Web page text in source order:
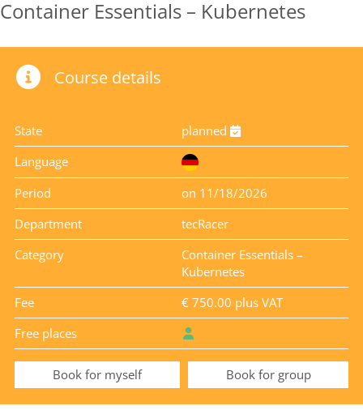
Container Essentials – Kubernetes
Course details
State
planned
Language
Period
on 11/18/2026
Department
tecRacer
Category
Container Essentials –
Kubernetes
Fee
€ 750.00 plus VAT
Free places
Book for myself Book for group